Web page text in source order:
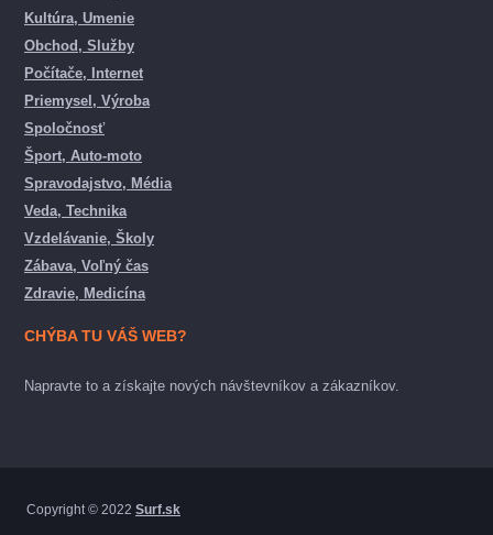
Kultúra, Umenie
Obchod, Služby
Počítače, Internet
Priemysel, Výroba
Spoločnosť
Šport, Auto-moto
Spravodajstvo, Média
Veda, Technika
Vzdelávanie, Školy
Zábava, Voľný čas
Zdravie, Medicína
CHÝBA TU VÁŠ WEB?
Napravte to a získajte nových návštevníkov a zákazníkov.
Copyright © 2022 Surf.sk